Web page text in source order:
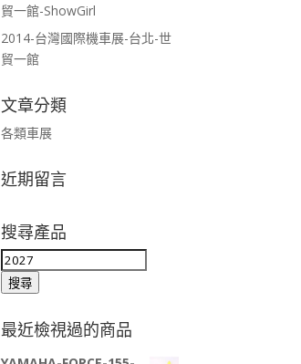
貿一館-ShowGirl
2014-台灣國際機車展-台北-世
貿一館
文章分類
各類車展
近期留言
搜尋產品
搜
尋
鍵
字:
搜尋
最近檢視過的商品